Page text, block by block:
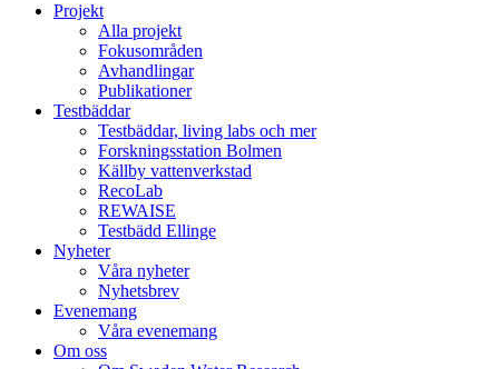
Projekt
Alla projekt
Fokusområden
Avhandlingar
Publikationer
Testbäddar
Testbäddar, living labs och mer
Forskningsstation Bolmen
Källby vattenverkstad
RecoLab
REWAISE
Testbädd Ellinge
Nyheter
Våra nyheter
Nyhetsbrev
Evenemang
Våra evenemang
Om oss